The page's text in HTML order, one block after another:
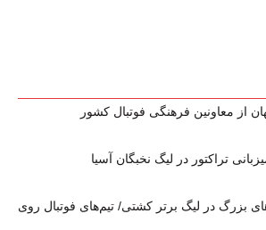
از معاونین فرهنگی فوتبال کشور
بزرگ در لیگ برتر کشتی/ تیم‌های فوتبال روی